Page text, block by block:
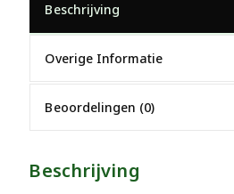
Beschrijving
Overige Informatie
Beoordelingen (0)
Beschrijving